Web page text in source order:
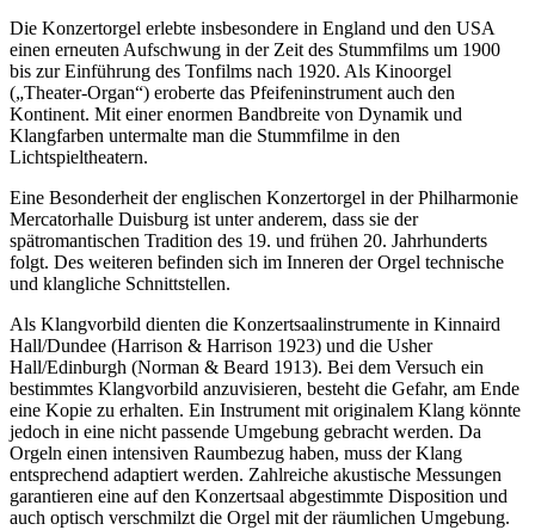
Die Konzertorgel erlebte insbesondere in England und den USA
einen erneuten Aufschwung in der Zeit des Stummfilms um 1900
bis zur Einführung des Tonfilms nach 1920. Als Kinoorgel
(„Theater-Organ“) eroberte das Pfeifeninstrument auch den
Kontinent. Mit einer enormen Bandbreite von Dynamik und
Klangfarben untermalte man die Stummfilme in den
Lichtspieltheatern.
Eine Besonderheit der englischen Konzertorgel in der Philharmonie
Mercatorhalle Duisburg ist unter anderem, dass sie der
spätromantischen Tradition des 19. und frühen 20. Jahrhunderts
folgt. Des weiteren befinden sich im Inneren der Orgel technische
und klangliche Schnittstellen.
Als Klangvorbild dienten die Konzertsaalinstrumente in Kinnaird
Hall/Dundee (Harrison & Harrison 1923) und die Usher
Hall/Edinburgh (Norman & Beard 1913). Bei dem Versuch ein
bestimmtes Klangvorbild anzuvisieren, besteht die Gefahr, am Ende
eine Kopie zu erhalten. Ein Instrument mit originalem Klang könnte
jedoch in eine nicht passende Umgebung gebracht werden. Da
Orgeln einen intensiven Raumbezug haben, muss der Klang
entsprechend adaptiert werden. Zahlreiche akustische Messungen
garantieren eine auf den Konzertsaal abgestimmte Disposition und
auch optisch verschmilzt die Orgel mit der räumlichen Umgebung.